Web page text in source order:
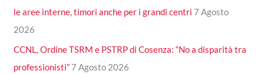
le aree interne, timori anche per i grandi centri 7 Agosto
2026
CCNL, Ordine TSRM e PSTRP di Cosenza: “No a disparità tra
professionisti” 7 Agosto 2026